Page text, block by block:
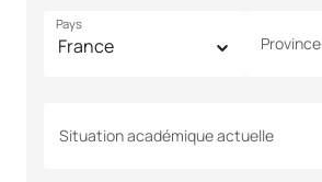
Pays
Province
Situation académique actuelle